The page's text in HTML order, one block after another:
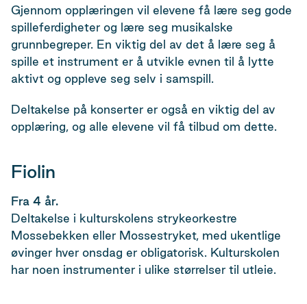
Gjennom opplæringen vil elevene få lære seg gode
spilleferdigheter og lære seg musikalske
grunnbegreper. En viktig del av det å lære seg å
spille et instrument er å utvikle evnen til å lytte
aktivt og oppleve seg selv i samspill.
Deltakelse på konserter er også en viktig del av
opplæring, og alle elevene vil få tilbud om dette.
Fiolin
Fra 4 år.
Deltakelse i kulturskolens strykeorkestre
Mossebekken eller Mossestryket, med ukentlige
øvinger hver onsdag er obligatorisk. Kulturskolen
har noen instrumenter i ulike størrelser til utleie.